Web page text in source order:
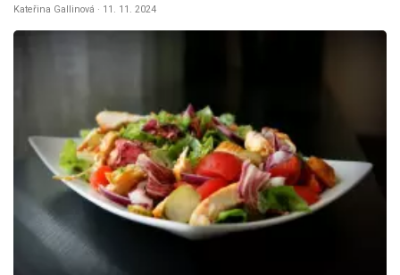
Kateřina Gallinová · 11. 11. 2024